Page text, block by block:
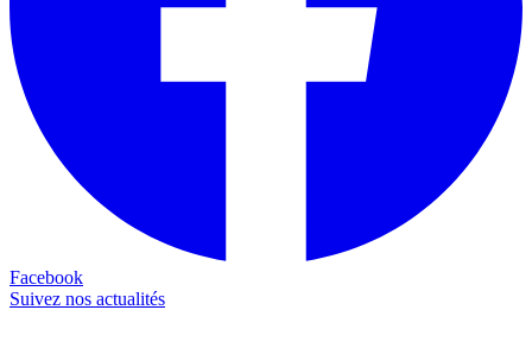
Facebook
Suivez nos actualités